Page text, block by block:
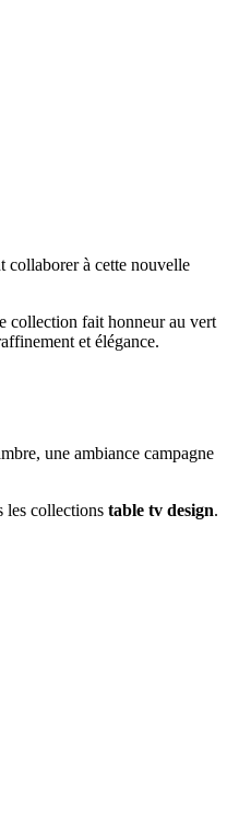
collaborer à cette nouvelle
collection fait honneur au vert
et élégance.
une ambiance campagne
les collections table tv design.